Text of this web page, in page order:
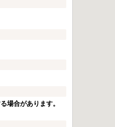
場合があります。